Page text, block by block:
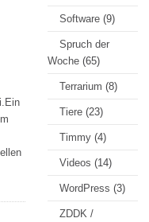
Software (9)
Spruch der
Woche (65)
Terrarium (8)
Tiere (23)
Timmy (4)
Videos (14)
WordPress (3)
ZDDK /